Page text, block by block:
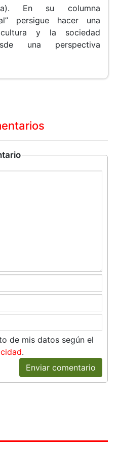
En su columna
persigue hacer una
y la sociedad
una perspectiva
de mis datos según el
.
Enviar comentario